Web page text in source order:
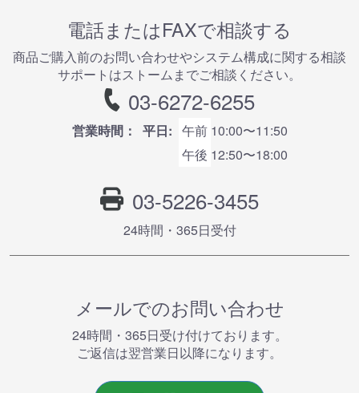
電話またはFAXで相談する
商品ご購⼊前のお問い合わせやシステム構成に関する相談
サポートはストームまでご相談ください。
03-6272-6255
営業時間： 平日: 午前 10:00〜11:50
午後 12:50〜18:00
03-5226-3455
24時間・365⽇受付
メールでのお問い合わせ
24時間・365⽇受け付けております。
ご返信は翌営業⽇以降になります。